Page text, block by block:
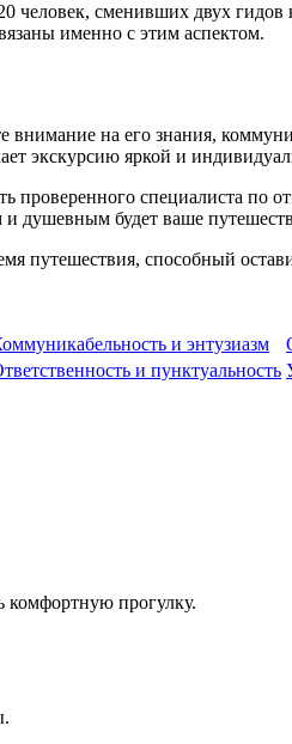
сменивших двух
именно с этим аспектом.
на его знания,
экскурсию яркой и
специалиста по
и душевным будет ваше
способный
и энтузиазм
и пунктуальность
комфортную прогулку.